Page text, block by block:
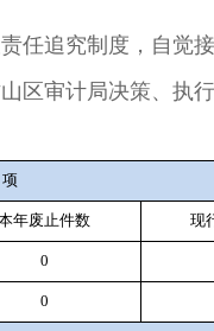
追究制度，自觉
审计局决策、执
年废止件数 现
0
0